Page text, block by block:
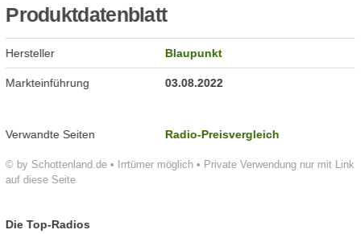
Produktdatenblatt
© by Schottenland.de • Irrtümer möglich • Private Verwendung nur mit Link
auf diese Seite
Hersteller Blaupunkt
Markteinführung 03.08.2022
Verwandte Seiten Radio-Preisvergleich
Die Top-Radios